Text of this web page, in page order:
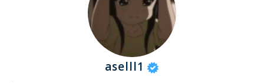
aselll1